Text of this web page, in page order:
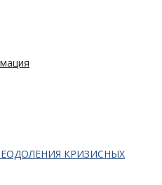
КРИЗИСНЫХ